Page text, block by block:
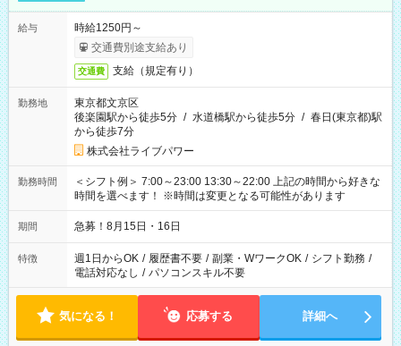
給与
時給1250円～
交通費別途支給あり
交通費 支給（規定有り）
勤務地
東京都文京区
後楽園駅から徒歩5分 / 水道橋駅から徒歩5分 / 春日(東京都)駅
から徒歩7分
株式会社ライブパワー
勤務時間
＜シフト例＞ 7:00～23:00 13:30～22:00 上記の時間から好きな
時間を選べます！ ※時間は変更となる可能性があります
期間 急募！8月15日・16日
特徴 週1日からOK / 履歴書不要 / 副業・WワークOK / シフト勤務 /
電話対応なし / パソコンスキル不要
気になる！ 応募する 詳細へ